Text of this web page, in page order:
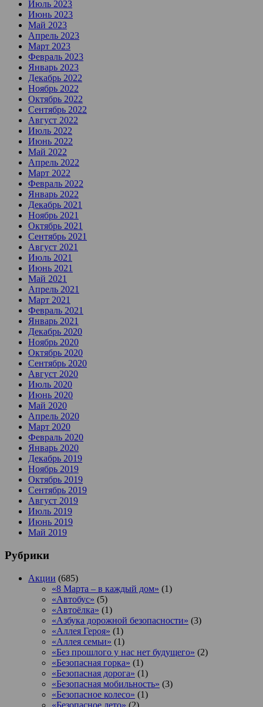
Июль 2023
Июнь 2023
Май 2023
Апрель 2023
Март 2023
Февраль 2023
Январь 2023
Декабрь 2022
Ноябрь 2022
Октябрь 2022
Сентябрь 2022
Август 2022
Июль 2022
Июнь 2022
Май 2022
Апрель 2022
Март 2022
Февраль 2022
Январь 2022
Декабрь 2021
Ноябрь 2021
Октябрь 2021
Сентябрь 2021
Август 2021
Июль 2021
Июнь 2021
Май 2021
Апрель 2021
Март 2021
Февраль 2021
Январь 2021
Декабрь 2020
Ноябрь 2020
Октябрь 2020
Сентябрь 2020
Август 2020
Июль 2020
Июнь 2020
Май 2020
Апрель 2020
Март 2020
Февраль 2020
Январь 2020
Декабрь 2019
Ноябрь 2019
Октябрь 2019
Сентябрь 2019
Август 2019
Июль 2019
Июнь 2019
Май 2019
Рубрики
Акции (685)
«8 Марта – в каждый дом» (1)
«Автобус» (5)
«Автоёлка» (1)
«Азбука дорожной безопасности» (3)
«Аллея Героя» (1)
«Аллея семьи» (1)
«Без прошлого у нас нет будущего» (2)
«Безопасная горка» (1)
«Безопасная дорога» (1)
«Безопасная мобильность» (3)
«Безопасное колесо» (1)
«Безопасное лето» (2)